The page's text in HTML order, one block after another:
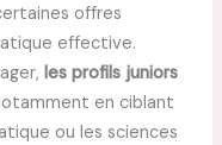
offres
effective.
les profils juniors
en ciblant
ou les sciences